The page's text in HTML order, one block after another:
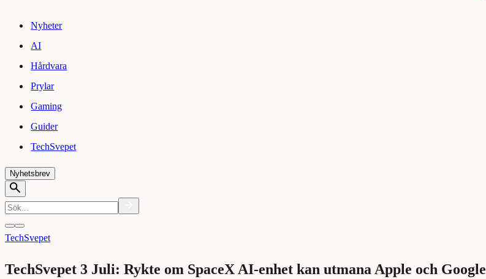
Nyheter
AI
Hårdvara
Prylar
Gaming
Guider
TechSvepet
Nyhetsbrev
TechSvepet
TechSvepet 3 Juli: Rykte om SpaceX AI-enhet kan utmana Apple och Google